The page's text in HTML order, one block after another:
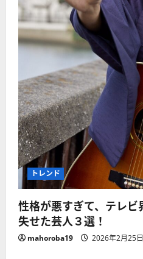
トレンド
性格が悪すぎて、テレ
失せた芸人３選！
mahoroba19 2026年2月25日